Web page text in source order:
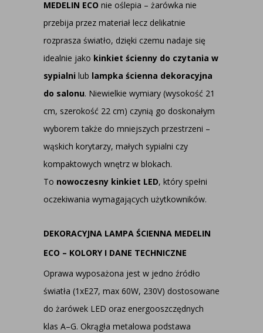
MEDELIN ECO nie oślepia – żarówka nie
przebija przez materiał lecz delikatnie
rozprasza światło, dzięki czemu nadaje się
idealnie jako kinkiet ścienny do czytania w
sypialni lub lampka ścienna dekoracyjna
do salonu. Niewielkie wymiary (wysokość 21
cm, szerokość 22 cm) czynią go doskonałym
wyborem także do mniejszych przestrzeni –
wąskich korytarzy, małych sypialni czy
kompaktowych wnętrz w blokach.
To nowoczesny kinkiet LED, który spełni
oczekiwania wymagających użytkowników.
DEKORACYJNA LAMPA ŚCIENNA MEDELIN
ECO – KOLORY I DANE TECHNICZNE
Oprawa wyposażona jest w jedno źródło
światła (1xE27, max 60W, 230V) dostosowane
do żarówek LED oraz energooszczędnych
klas A–G. Okrągła metalowa podstawa